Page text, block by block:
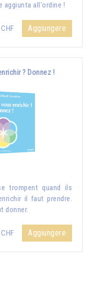
aggiunta all'ordine !
Aggiungere
? Donnez !
trompent quand ils
il faut prendre.
donner.
Aggiungere